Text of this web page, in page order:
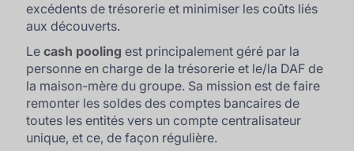
excédents de trésorerie et minimiser les coûts liés
aux découverts.
Lecash pooling est principalement géré par la
personne en charge de la trésorerie et le/la DAF de
la maison-mère du groupe. Sa mission est de faire
remonter les soldes des comptes bancaires de
toutes les entités vers un compte centralisateur
unique, et ce, de façon régulière.